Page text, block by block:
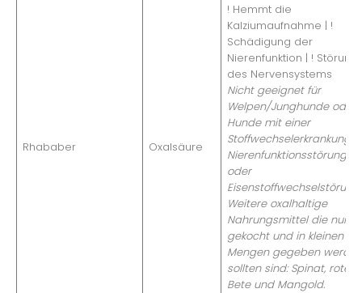
Rhababer Oxalsäure
! Hemmt die
Kalziumaufnahme | !
Schädigung der
Nierenfunktion | ! Störung
des Nervensystems
Nicht geeignet für
Welpen/Junghunde oder
Hunde mit einer
Stoffwechselerkrankung
Nierenfunktionsstörungen
oder
Weitere oxalhaltige
Nahrungsmittel die nur
gekocht und in kleinen
Mengen gegeben werden
sollten sind: Spinat, rote
Bete und Mangold.